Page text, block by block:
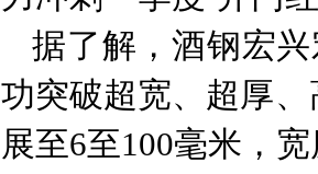
据了解，酒钢宏
功突破超宽、超厚
展至6至100毫米，